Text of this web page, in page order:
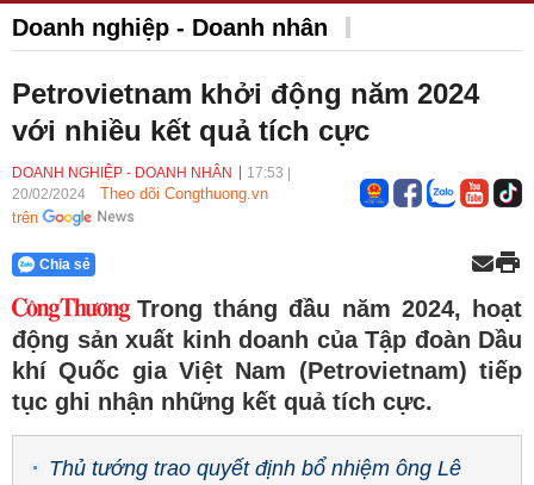
Doanh nghiệp - Doanh nhân
Thông tin doanh nghiệp
Petrovietnam khởi động năm 2024
với nhiều kết quả tích cực
DOANH NGHIỆP - DOANH NHÂN 17:53
20/02/2024
Theo dõi Congthuong.vn
trên
Chia sẻ
Trong tháng đầu năm 2024, hoạt
động sản xuất kinh doanh của Tập đoàn Dầu
khí Quốc gia Việt Nam (Petrovietnam) tiếp
tục ghi nhận những kết quả tích cực.
Thủ tướng trao quyết định bổ nhiệm ông Lê